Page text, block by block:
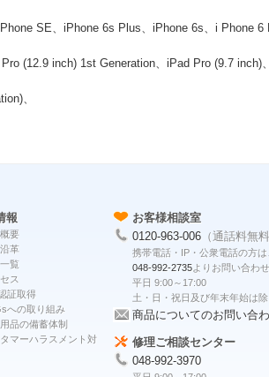
SE、iPhone 6s Plus、iPhone 6s、i Phone 6
(12.9 inch) 1st Generation、iPad Pro (9.7 inch)
、
報
要
革
覧
ス
証取得
への取り組み
品の備蓄体制
マーハラスメント対
お客様相談室
0120-963-006 （通話料無料
携帯電話・IP・公衆電話の方は
048-992-2735よりお問い合わ
平日 9:00～17:00
土・日・祝日及び年末年始は除
商品についてのお問い合
修理ご相談センター
048-992-3970